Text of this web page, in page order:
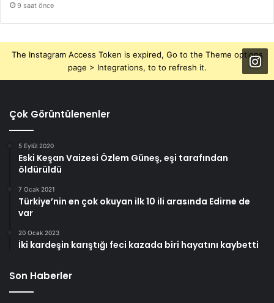
9 saat önce
The Instagram Access Token is expired, Go to the Theme options
page > Integrations, to to refresh it.
Çok Görüntülenenler
5 Eylül 2020
Eski Keşan Vaizesi Özlem Güneş, eşi tarafından
öldürüldü
7 Ocak 2021
Türkiye’nin en çok okuyan ilk 10 ili arasında Edirne de
var
20 Ocak 2023
İki kardeşin karıştığı feci kazada biri hayatını kaybetti
Son Haberler